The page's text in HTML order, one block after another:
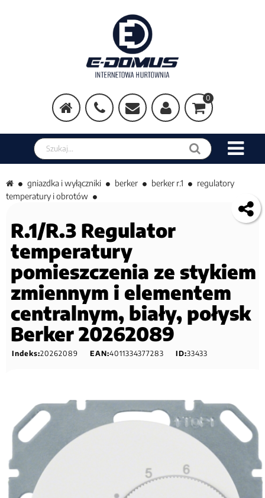
0
Szukaj w sklepie
gniazdka i wyłączniki berker berker r.1
regulatory
temperatury i obrotów
R.1/R.3 Regulator
temperatury
pomieszczenia ze stykiem
zmiennym i elementem
centralnym, biały, połysk
Berker 20262089
Indeks:20262089 EAN:4011334377283 ID:33433